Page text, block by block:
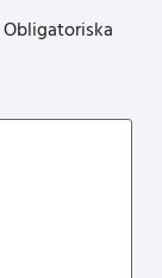
Obligatoriska